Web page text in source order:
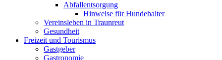
Abfallentsorgung
Hinweise für Hundehalter
Vereinsleben in Traunreut
Gesundheit
Freizeit und Tourismus
Gastgeber
Gastronomie